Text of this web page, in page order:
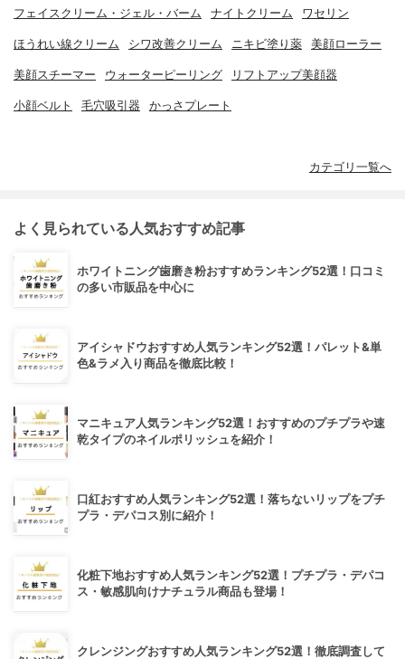
フェイスクリーム・ジェル・バーム ナイトクリーム ワセリン
ほうれい線クリーム シワ改善クリーム ニキビ塗り薬 美顔ローラー
美顔スチーマー ウォーターピーリング リフトアップ美顔器
小顔ベルト 毛穴吸引器 かっさプレート
カテゴリ一覧へ
よく見られている人気おすすめ記事
ホワイトニング歯磨き粉おすすめランキング52選！口コミ
の多い市販品を中心に
アイシャドウおすすめ人気ランキング52選！パレット&単
色&ラメ入り商品を徹底比較！
マニキュア人気ランキング52選！おすすめのプチプラや速
乾タイプのネイルポリッシュを紹介！
口紅おすすめ人気ランキング52選！落ちないリップをプチ
プラ・デパコス別に紹介！
化粧下地おすすめ人気ランキング52選！プチプラ・デパコ
ス・敏感肌向けナチュラル商品も登場！
クレンジングおすすめ人気ランキング52選！徹底調査して